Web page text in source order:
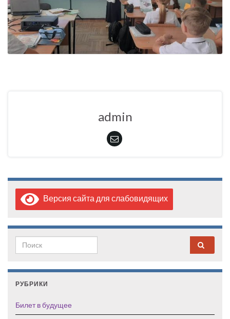
admin
Версия сайта для слабовидящих
Search for:
РУБРИКИ
Билет в будущее